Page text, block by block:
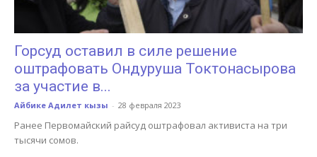
Горсуд оставил в силе решение
оштрафовать Ондуруша Токтонасырова
за участие в...
Айбике Адилет кызы - 28 февраля 2023
Ранее Первомайский райсуд оштрафовал активиста на три
тысячи сомов.